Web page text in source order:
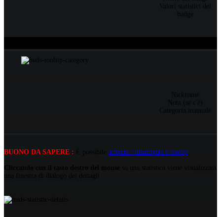
Valori statistici dei
badge
Nickname
Nota (se c'è)
Categoria manuale
BUONO DA SAPERE : attivare / disattivare i tooltip